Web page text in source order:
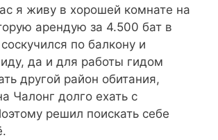
я живу в хорошей комнате на
арендую за 4.500 бат в
по балкону и
да и для работы гидом
другой район обитания,
Чалонг долго ехать с
решил поискать себе